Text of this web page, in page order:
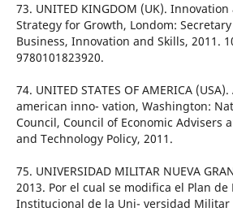
73. UNITED KINGDOM (UK).
Strategy for Growth, Londom:
Business, Innovation and Skills, 2011.
9780101823920.
74. UNITED STATES OF AMERICA
american inno- vation, Washington:
Council, Council of Economic Advisers
and Technology Policy, 2011.
75. UNIVERSIDAD MILITAR NUEVA
2013. Por el cual se modifica el Plan de
Institucional de la Uni- versidad Militar